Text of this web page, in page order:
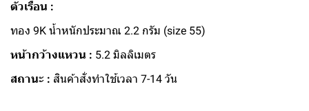
ตัวเรือน :
ทอง 9K น้ำหนักประมาณ 2.2 กรัม (size 55)
หน้ากว้างแหวน : 5.2 มิลลิเมตร
สถานะ : สินค้าสั่งทำใช้เวลา 7-14 วัน